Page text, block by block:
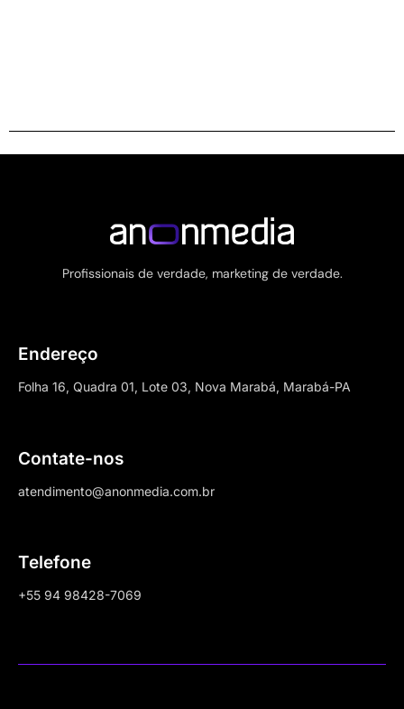
Profissionais de verdade, marketing de verdade.
Endereço
Folha 16, Quadra 01, Lote 03, Nova Marabá, Marabá-PA
Contate-nos
atendimento@anonmedia.com.br
Telefone
+55 94 98428-7069